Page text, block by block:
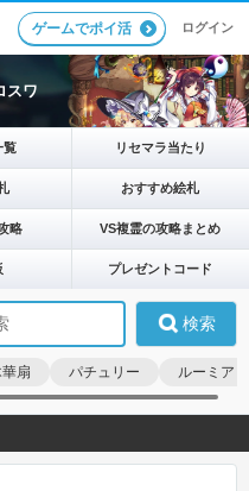
ゲームでポイ活 ログイン
スワ
覧 リセマラ当たり
おすすめ絵札
略 VS複霊の攻略まとめ
プレゼントコード
扇 パチュリー ルーミア